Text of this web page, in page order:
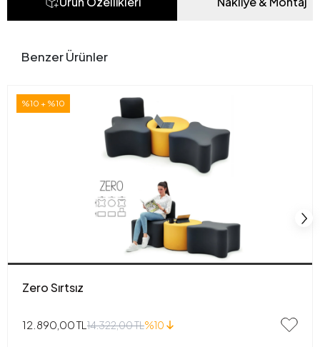
Benzer Ürünler
%10 + %10
Zero Sırtsız
12.890,00 TL 14.322,00 TL%10